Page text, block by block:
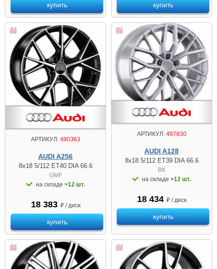
купить купить
АРТИКУЛ:490363
AUDI A256
8x18 5/112 ET40 DIA 66.6
GMF
на складе >12 шт.
18 383 ₽ / диск
купить
АРТИКУЛ:497830
AUDI A128
8x18 5/112 ET39 DIA 66.6
BK
на складе >12 шт.
18 434 ₽ / диск
купить